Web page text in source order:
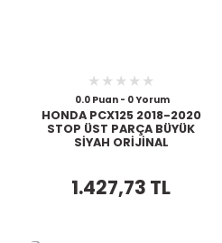
0.0 Puan - 0 Yorum
HONDA PCX125 2018-2020
STOP ÜST PARÇA BÜYÜK
SİYAH ORİJİNAL
1.427,73 TL